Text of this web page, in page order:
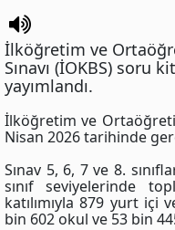
İlköğretim ve
Sınavı (İOKBS) soru
yayımlandı.
İlköğretim ve
Nisan 2026 tarihinde
Sınav 5, 6, 7 ve 8.
sınıf seviyelerinde
katılımıyla 879 yurt içi
bin 602 okul ve 53 bin